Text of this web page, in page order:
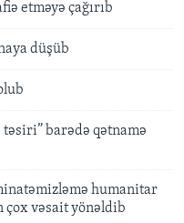
etməyə çağırıb
düşüb
barədə qətnamə
humanitar
çox vəsait yönəldib